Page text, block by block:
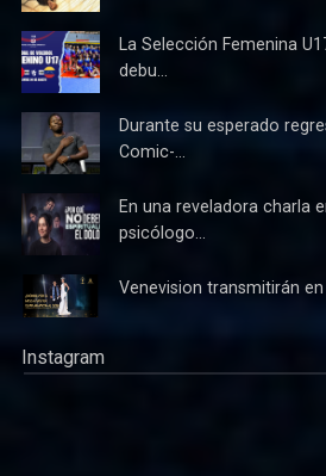
La Selección Femenina
debu...
Durante su esperado
Comic-...
En una reveladora charla
psicólogo...
Venevision transmitirán en
Instagram